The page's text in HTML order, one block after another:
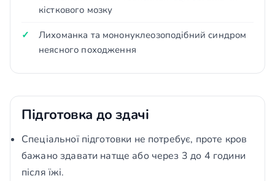
кісткового мозку
Лихоманка та мононуклеозоподібний синдром
неясного походження
Підготовка до здачі
Спеціальної підготовки не потребує, проте кров
бажано здавати натще або через 3 до 4 години
після їжі.